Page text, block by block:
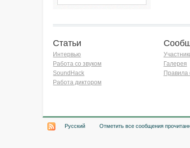
Статьи
Интервью
Работа со звуком
SoundHack
Работа диктором
Галерея
Русский Отметить все сообщения